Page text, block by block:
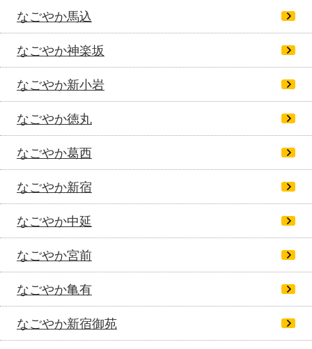
なごやか馬込
なごやか神楽坂
なごやか新小岩
なごやか徳丸
なごやか葛西
なごやか新宿
なごやか中延
なごやか宮前
なごやか亀有
なごやか新宿御苑